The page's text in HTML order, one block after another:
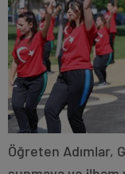
Öğreten Adımlar,